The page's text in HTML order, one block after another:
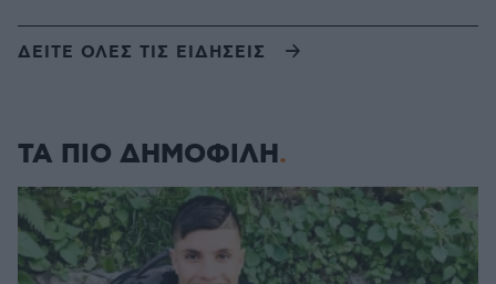
ΔΕΙΤΕ ΟΛΕΣ ΤΙΣ ΕΙΔΗΣΕΙΣ
ΤΑ ΠΙΟ ΔΗΜΟΦΙΛΗ